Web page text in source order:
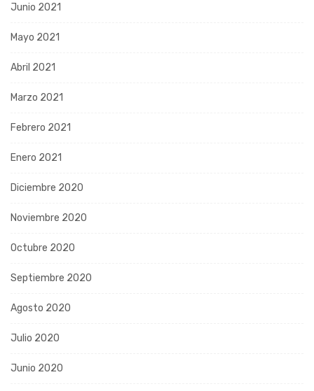
Junio 2021
Mayo 2021
Abril 2021
Marzo 2021
Febrero 2021
Enero 2021
Diciembre 2020
Noviembre 2020
Octubre 2020
Septiembre 2020
Agosto 2020
Julio 2020
Junio 2020